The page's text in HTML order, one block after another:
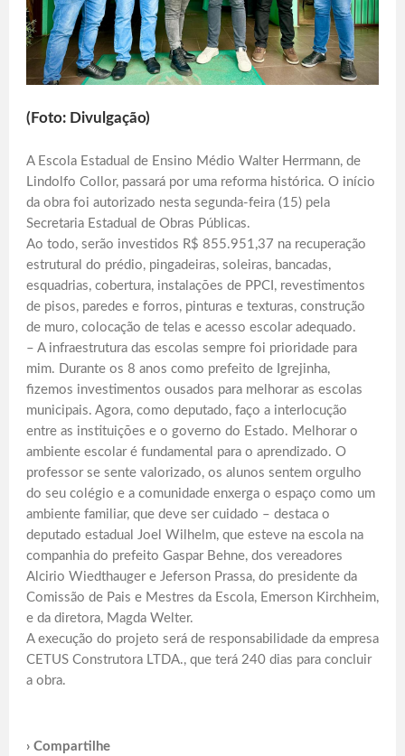
(Foto: Divulgação)
A Escola Estadual de Ensino Médio Walter Herrmann, de
Lindolfo Collor, passará por uma reforma histórica. O início
da obra foi autorizado nesta segunda-feira (15) pela
Secretaria Estadual de Obras Públicas.
Ao todo, serão investidos R$ 855.951,37 na recuperação
estrutural do prédio, pingadeiras, soleiras, bancadas,
esquadrias, cobertura, instalações de PPCI, revestimentos
de pisos, paredes e forros, pinturas e texturas, construção
de muro, colocação de telas e acesso escolar adequado.
– A infraestrutura das escolas sempre foi prioridade para
mim. Durante os 8 anos como prefeito de Igrejinha,
fizemos investimentos ousados para melhorar as escolas
municipais. Agora, como deputado, faço a interlocução
entre as instituições e o governo do Estado. Melhorar o
ambiente escolar é fundamental para o aprendizado. O
professor se sente valorizado, os alunos sentem orgulho
do seu colégio e a comunidade enxerga o espaço como um
ambiente familiar, que deve ser cuidado – destaca o
deputado estadual Joel Wilhelm, que esteve na escola na
companhia do prefeito Gaspar Behne, dos vereadores
Alcirio Wiedthauger e Jeferson Prassa, do presidente da
Comissão de Pais e Mestres da Escola, Emerson Kirchheim,
e da diretora, Magda Welter.
A execução do projeto será de responsabilidade da empresa
CETUS Construtora LTDA., que terá 240 dias para concluir
a obra.
› Compartilhe